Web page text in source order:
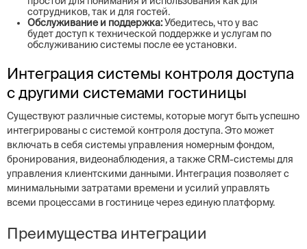
сотрудников, так и для гостей.
Обслуживание и поддержка:Убедитесь, что у вас
будет доступ к технической поддержке и услугам по
обслуживанию системы после ее установки.
Интеграция системы контроля доступа
с другими системами гостиницы
Существуют различные системы, которые могут быть успешно
интегрированы с системой контроля доступа. Это может
включать в себя системы управления номерным фондом,
бронирования, видеонаблюдения, а также CRM-системы для
управления клиентскими данными. Интеграция позволяет с
минимальными затратами времени и усилий управлять
всеми процессами в гостинице через единую платформу.
Преимущества интеграции